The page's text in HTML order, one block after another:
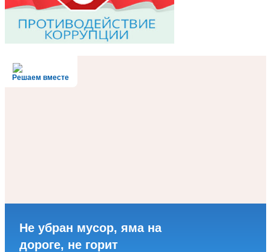
Решаем вместе
Не убран мусор, яма на
дороге, не горит